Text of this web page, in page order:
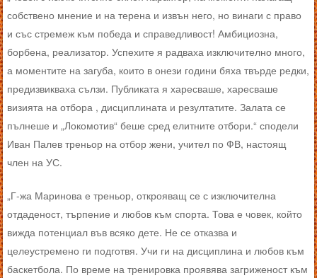
собствено мнение и на терена и извън него, но винаги с право
и със стремеж към победа и справедливост! Амбициозна,
борбена, реализатор. Успехите я радваха изключително много,
а моментите на загуба, които в онези години бяха твърде редки,
предизвикваха сълзи. Публиката я харесваше, харесваше
визията на отбора , дисциплината и резултатите. Залата се
пълнеше и „Локомотив“ беше сред елитните отбори.“ сподели
Иван Палев треньор на отбор жени, учител по ФВ, настоящ
член на УС.
„Г-жа Маринова е треньор, открояващ се с изключителна
отдаденост, търпение и любов към спорта. Това е човек, който
вижда потенциал във всяко дете. Не се отказва и
целеустремено ги подготвя. Учи ги на дисциплина и любов към
баскетбола. По време на тренировка проявява загриженост към